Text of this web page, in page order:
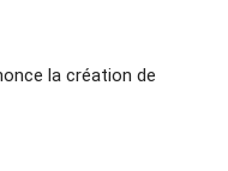
la création de